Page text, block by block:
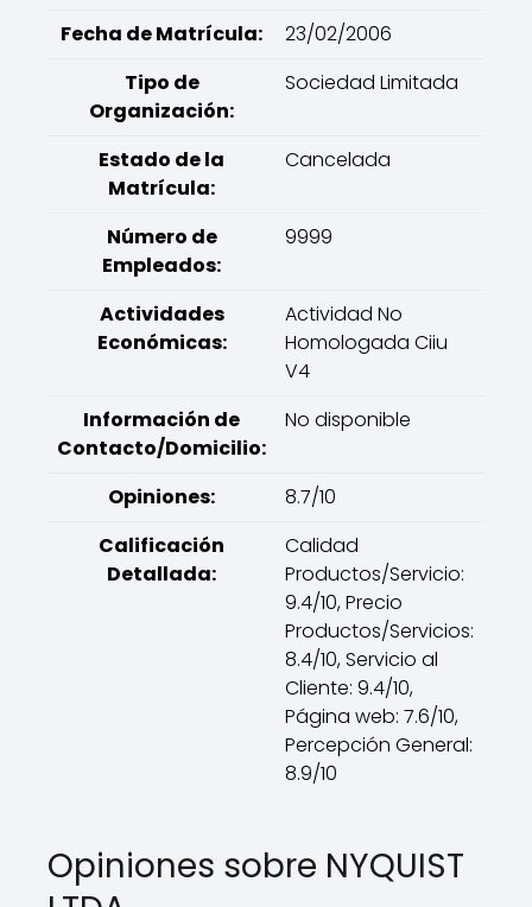
Fecha de Matrícula:
23/02/2006
Tipo de
Organización:
Sociedad Limitada
Estado de la
Matrícula:
Cancelada
Número de
Empleados:
9999
Actividades
Económicas:
Actividad No
Homologada Ciiu
V4
Información de
Contacto/Domicilio:
No disponible
Opiniones:
8.7/10
Calificación
Detallada:
Calidad
Productos/Servicio:
9.4/10, Precio
Productos/Servicios:
8.4/10, Servicio al
Cliente: 9.4/10,
Página web: 7.6/10,
Percepción General:
8.9/10
Opiniones sobre NYQUIST